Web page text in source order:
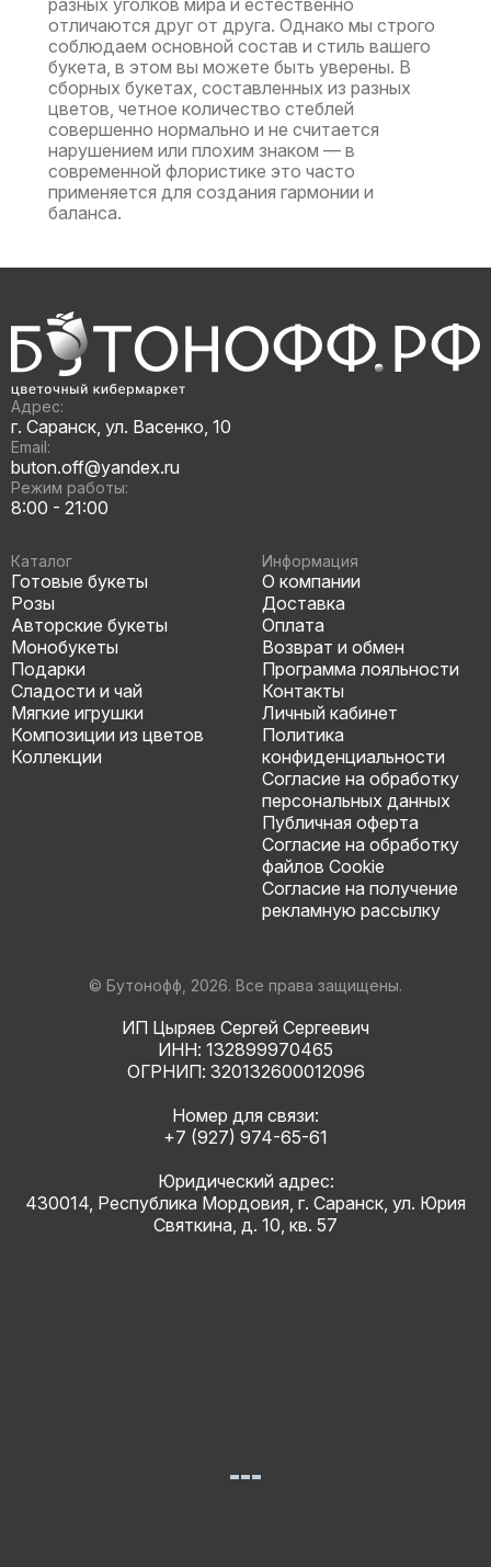
разных уголков мира и естественно
отличаются друг от друга. Однако мы строго
соблюдаем основной состав и стиль вашего
букета, в этом вы можете быть уверены. В
сборных букетах, составленных из разных
цветов, четное количество стеблей
совершенно нормально и не считается
нарушением или плохим знаком — в
современной флористике это часто
применяется для создания гармонии и
баланса.
Адрес:
г. Саранск, ул. Васенко, 10
Email:
buton.off@yandex.ru
Режим работы:
8:00 - 21:00
Каталог
Готовые букеты
Розы
Авторские букеты
Монобукеты
Подарки
Сладости и чай
Мягкие игрушки
Композиции из цветов
Коллекции
Информация
О компании
Доставка
Оплата
Возврат и обмен
Программа лояльности
Контакты
Личный кабинет
Политика
конфиденциальности
Согласие на обработку
персональных данных
Публичная оферта
Согласие на обработку
файлов Cookie
Согласие на получение
рекламную рассылку
© Бутонофф, 2026. Все права защищены.
ИП Цыряев Сергей Сергеевич
ИНН: 132899970465
ОГРНИП: 320132600012096
Номер для связи:
+7 (927) 974-65-61
Юридический адрес:
430014, Республика Мордовия, г. Саранск, ул. Юрия
Святкина, д. 10, кв. 57